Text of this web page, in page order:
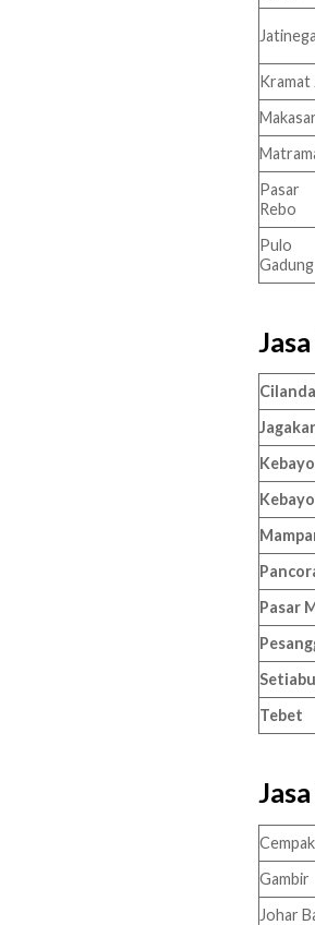
Kramat
Makasar
Pasar
Rebo
Pulo
Gadung
Pasar
Tebet
Gambir
Johar